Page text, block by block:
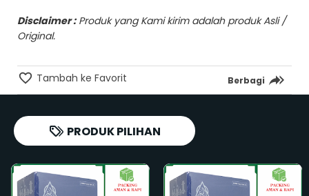
Disclaimer :Produk yang Kami kirim adalah produk Asli /
Original.
Tambah ke Favorit Berbagi
PRODUK PILIHAN